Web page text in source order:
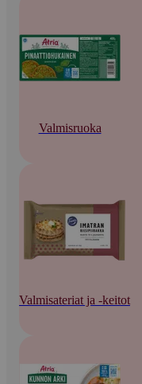
Valmisruoka
Valmisateriat ja -keitot